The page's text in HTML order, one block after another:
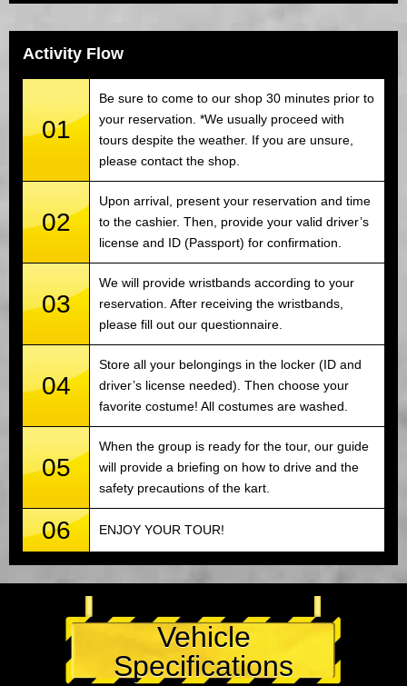
Activity Flow
01
Be sure to come to our shop 30 minutes prior to
your reservation. *We usually proceed with
tours despite the weather. If you are unsure,
please contact the shop.
02
Upon arrival, present your reservation and time
to the cashier. Then, provide your valid driver’s
license and ID (Passport) for confirmation.
03
We will provide wristbands according to your
reservation. After receiving the wristbands,
please fill out our questionnaire.
04
Store all your belongings in the locker (ID and
driver’s license needed). Then choose your
favorite costume! All costumes are washed.
05
When the group is ready for the tour, our guide
will provide a briefing on how to drive and the
safety precautions of the kart.
06 ENJOY YOUR TOUR!
Vehicle
Specifications